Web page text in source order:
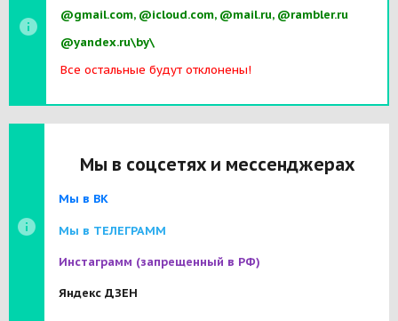
@gmail.com, @icloud.com, @mail.ru, @rambler.ru
@yandex.ru\by\
Все остальные будут отклонены!
Мы в соцсетях и мессенджерах
Мы в ВК
Мы в ТЕЛЕГРАММ
Инстаграмм (запрещенный в РФ)
Яндекс ДЗЕН